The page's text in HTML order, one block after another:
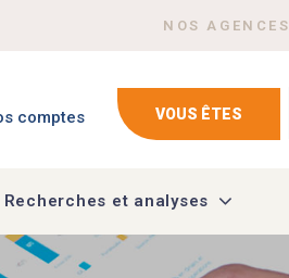
NOS AGENCES
comptes VOUS ÊTES
Recherches et analyses